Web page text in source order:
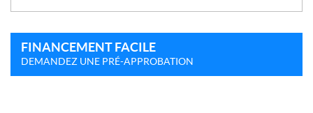
FINANCEMENT FACILE
DEMANDEZ UNE PRÉ-APPROBATION